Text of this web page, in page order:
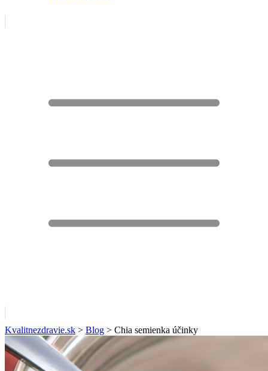
Kvalitnezdravie.sk > Blog > Chia semienka účinky